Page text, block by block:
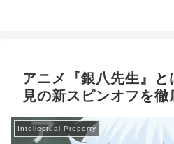
アニメ『銀八先生』
見の新スピンオフを徹
Intellectual Property